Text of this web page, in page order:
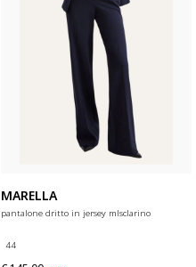
MARELLA
pantalone dritto in jersey mlsclarino
44